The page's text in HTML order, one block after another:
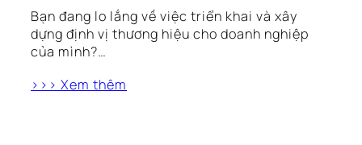
Bạn đang lo lắng về việc triển khai và xây
dựng định vị thương hiệu cho doanh nghiệp
của mình?…
>>> Xem thêm